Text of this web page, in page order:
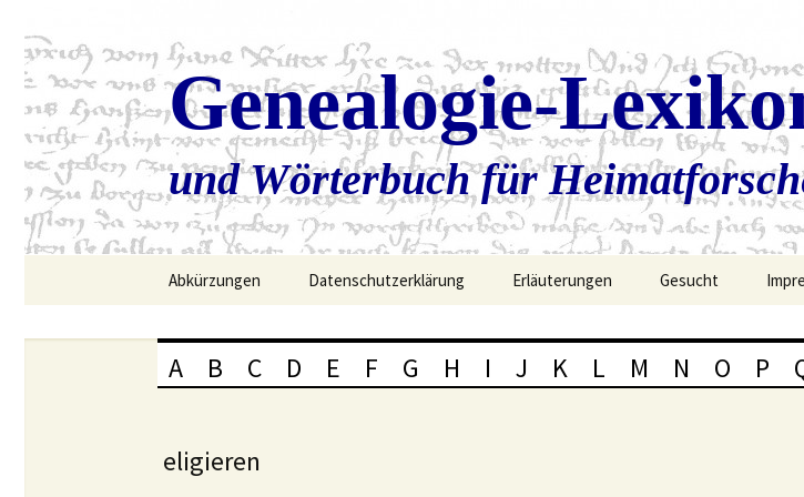
Genealogie-
und Wörterbuch für
Abkürzungen Datenschutzerklärung Erläuterungen Gesucht
A B C D E F G H I J K L M N O P
eligieren